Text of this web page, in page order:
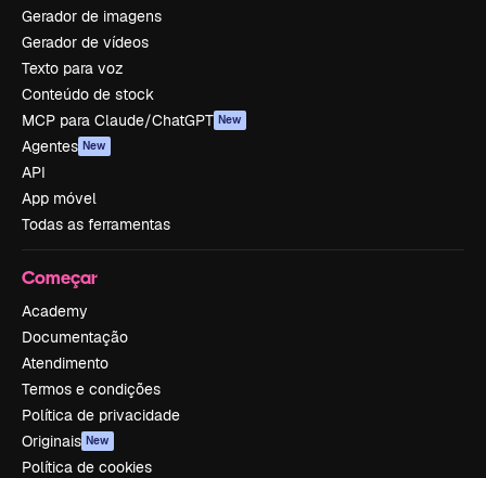
Gerador de imagens
Gerador de vídeos
Texto para voz
Conteúdo de stock
MCP para Claude/ChatGPT New
Agentes New
API
App móvel
Todas as ferramentas
Começar
Academy
Documentação
Atendimento
Termos e condições
Política de privacidade
Originais New
Política de cookies